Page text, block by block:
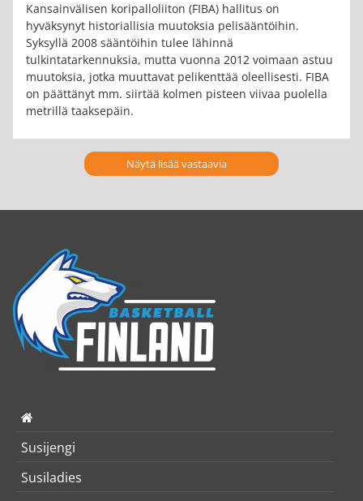
Kansainvälisen koripalloliiton (FIBA) hallitus on
hyväksynyt historiallisia muutoksia pelisääntöihin.
Syksyllä 2008 sääntöihin tulee lähinnä
tulkintatarkennuksia, mutta vuonna 2012 voimaan astuu
muutoksia, jotka muuttavat pelikenttää oleellisesti. FIBA
on päättänyt mm. siirtää kolmen pisteen viivaa puolella
metrillä taaksepäin.
Näytä lisää vastaavia
Susijengi
Susiladies